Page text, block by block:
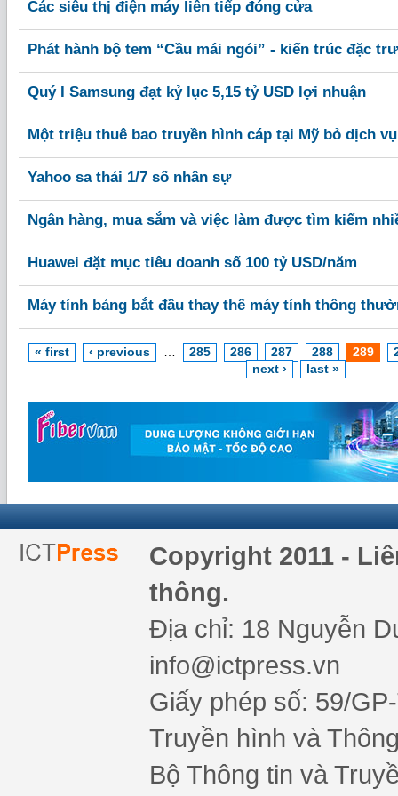
Các siêu thị điện máy liên tiếp đóng cửa
Phát hành bộ tem “Cầu mái ngói” - kiến trúc đặc
Quý I Samsung đạt kỷ lục 5,15 tỷ USD lợi nhuận
Một triệu thuê bao truyền hình cáp tại Mỹ bỏ dịch vụ
Yahoo sa thải 1/7 số nhân sự
Ngân hàng, mua sắm và việc làm được tìm kiếm
Huawei đặt mục tiêu doanh số 100 tỷ USD/năm
Máy tính bảng bắt đầu thay thế máy tính thông
« first ‹ previous 285 286 287 288 289
next ›
last »
Copyright 2011 -
thông.
Địa chỉ: 18 Nguyễn
info@ictpress.vn
Giấy phép số: 59/
Truyền hình và
Bộ Thông tin và